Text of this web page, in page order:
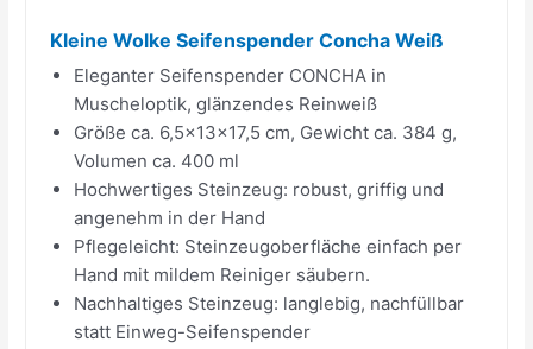
Kleine Wolke Seifenspender Concha Weiß
Eleganter Seifenspender CONCHA in
Muscheloptik, glänzendes Reinweiß
Größe ca. 6,5×13×17,5 cm, Gewicht ca. 384 g,
Volumen ca. 400 ml
Hochwertiges Steinzeug: robust, griffig und
angenehm in der Hand
Pflegeleicht: Steinzeugoberfläche einfach per
Hand mit mildem Reiniger säubern.
Nachhaltiges Steinzeug: langlebig, nachfüllbar
statt Einweg-Seifenspender